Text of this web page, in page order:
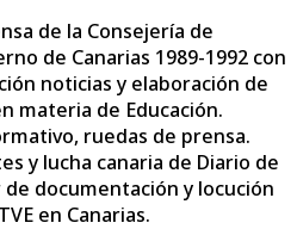
de la Consejería de
de Canarias 1989-1992 con
noticias y elaboración de
materia de Educación.
ruedas de prensa.
y lucha canaria de Diario de
de documentación y locución
en Canarias.